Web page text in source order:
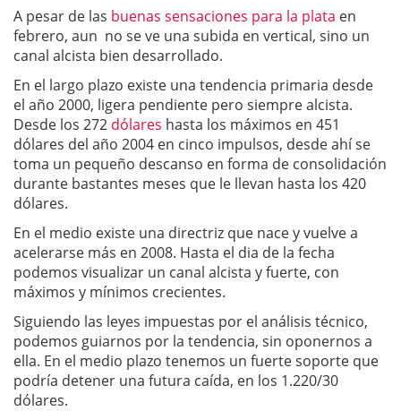
A pesar de las buenas sensaciones para la plata en
febrero, aun no se ve una subida en vertical, sino un
canal alcista bien desarrollado.
En el largo plazo existe una tendencia primaria desde
el año 2000, ligera pendiente pero siempre alcista.
Desde los 272 dólares hasta los máximos en 451
dólares del año 2004 en cinco impulsos, desde ahí se
toma un pequeño descanso en forma de consolidación
durante bastantes meses que le llevan hasta los 420
dólares.
En el medio existe una directriz que nace y vuelve a
acelerarse más en 2008. Hasta el dia de la fecha
podemos visualizar un canal alcista y fuerte, con
máximos y mínimos crecientes.
Siguiendo las leyes impuestas por el análisis técnico,
podemos guiarnos por la tendencia, sin oponernos a
ella. En el medio plazo tenemos un fuerte soporte que
podría detener una futura caída, en los 1.220/30
dólares.